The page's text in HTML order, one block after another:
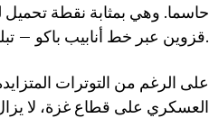
حاسما. وهي بمثابة نقطة تحميل
قزوين عبر خط أنابيب باكو – تبليسي – جيهان.
على الرغم من التوترات
العسكري على قطاع غزة، لا